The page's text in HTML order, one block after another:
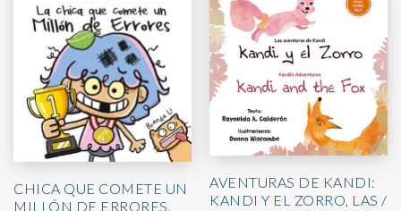
CHICA QUE COMETE UN
MILLÓN DE ERRORES,
AVENTURAS DE KANDI:
KANDI Y EL ZORRO, LAS /